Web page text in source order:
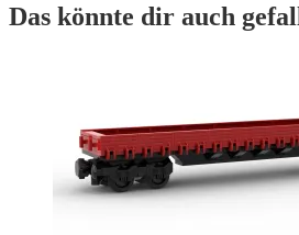
Das könnte dir auch